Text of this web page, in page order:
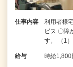
仕事内容
利用者様
ビス 〇障
す。 （1
給与 時給1,800